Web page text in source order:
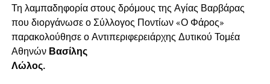
Τη λαμπαδηφορία στους δρόμους της Αγίας Βαρβάρας
που διοργάνωσε ο Σύλλογος Ποντίων «Ο Φάρος»
παρακολούθησε ο Αντιπεριφερειάρχης Δυτικού Τομέα
Αθηνών Βασίλης
Λώλος.